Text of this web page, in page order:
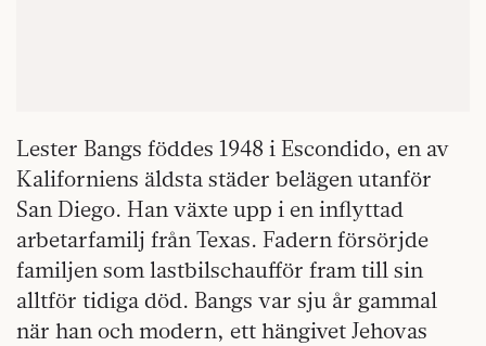
Lester Bangs föddes 1948 i Escondido, en av
Kaliforniens äldsta städer belägen utanför
San Diego. Han växte upp i en inflyttad
arbetarfamilj från Texas. Fadern försörjde
familjen som lastbilschaufför fram till sin
alltför tidiga död. Bangs var sju år gammal
när han och modern, ett hängivet Jehovas